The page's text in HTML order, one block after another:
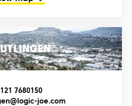
7‌6‌8‌0‌1‌5‌0‌
j‌o‌e‌.c‌o‌m‌